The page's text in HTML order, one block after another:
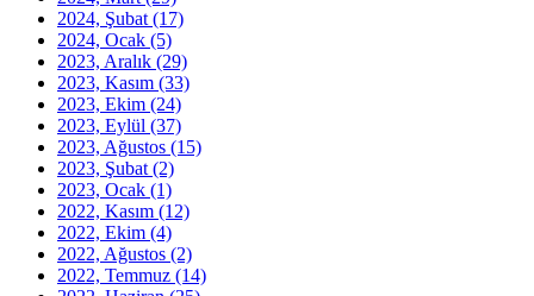
2024, Şubat (17)
2024, Ocak (5)
2023, Aralık (29)
2023, Kasım (33)
2023, Ekim (24)
2023, Eylül (37)
2023, Ağustos (15)
2023, Şubat (2)
2023, Ocak (1)
2022, Kasım (12)
2022, Ekim (4)
2022, Ağustos (2)
2022, Temmuz (14)